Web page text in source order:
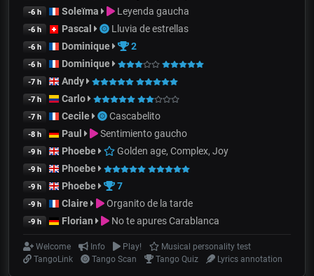
-6 h Soleïma Leyenda gaucha
-6 h Pascal Lluvia de estrellas
-6 h Dominique 2
-6 h Dominique
-7 h Andy
-7 h Carlo
-7 h Cecile Cascabelito
-8 h Paul Sentimiento gaucho
-9 h Phoebe Golden age, Complex, Joy
-9 h Phoebe
-9 h Phoebe 7
-9 h Claire Organito de la tarde
-9 h Florian No te apures Carablanca
Welcome Info Play!
Musical personality test
TangoLink
Tango Scan Tango Quiz Lyrics annotation